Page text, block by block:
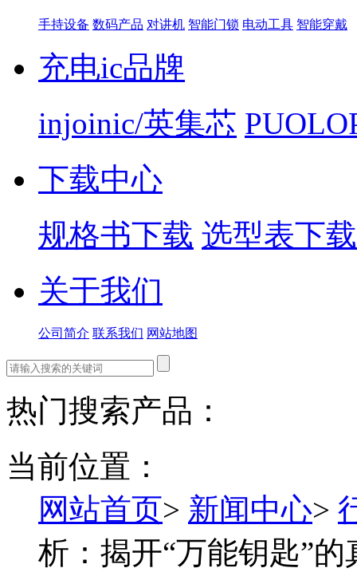
手持设备 数码产品 对讲机 智能门锁 电动工具 智能穿戴
充电ic品牌
injoinic/英集芯
下载中心
规格书下载 选型表下载
关于我们
公司简介 联系我们 网站地图
热门搜索产品：
当前位置：
网站首页> 新闻中心>
析：揭开“万能钥匙”的